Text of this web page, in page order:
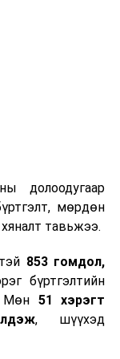
болон төвийн
8-нд баруун
төвийн
аймгуудын
нутгийн баруун
нутгаар, 10-нд
ихэнх нутгаар
орно. Салхи
долоодугаар
мөрдөн
хяналт тавьжээ.
853 гомдол,
бүртгэлтийн
Мөн 51 хэрэгт
, шүүхэд